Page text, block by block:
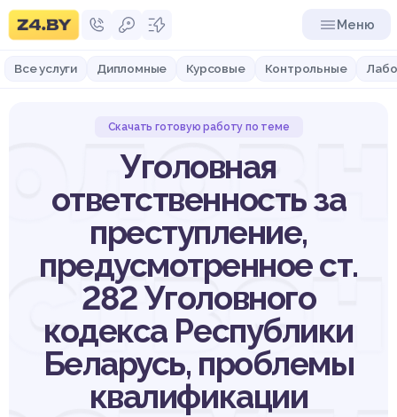
Меню
Все услуги Дипломные Курсовые Контрольные
Скачать готовую работу по теме
Уголовная
ответственность за
преступление,
предусмотренное ст.
282 Уголовного
кодекса Республики
Беларусь, проблемы
квалификации